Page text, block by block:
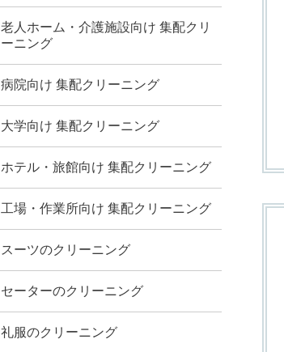
老人ホーム・介護施設向け 集配クリ
ーニング
病院向け 集配クリーニング
大学向け 集配クリーニング
ホテル・旅館向け 集配クリーニング
工場・作業所向け 集配クリーニング
スーツのクリーニング
セーターのクリーニング
礼服のクリーニング